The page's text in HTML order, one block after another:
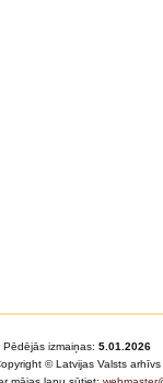
Pēdējās izmaiņas: 5.01.2026
© Latvijas Valsts arhīvs